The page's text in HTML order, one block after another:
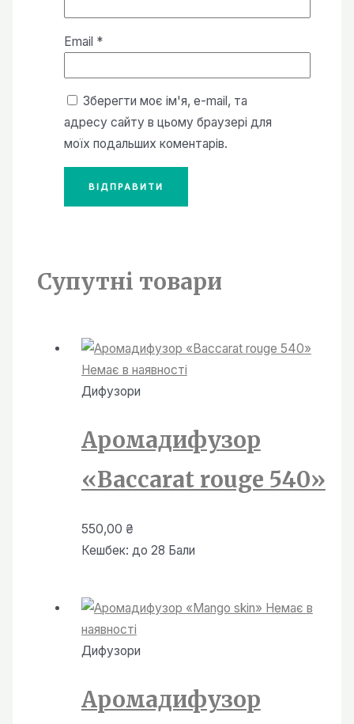
Email *
Зберегти моє ім'я, e-mail, та
адресу сайту в цьому браузері для
моїх подальших коментарів.
Супутні товари
Немає в наявності
Дифузори
Аромадифузор
«Baccarat rouge 540»
550,00 ₴
Кешбек: до 28 Бали
Немає в
наявності
Дифузори
Аромадифузор